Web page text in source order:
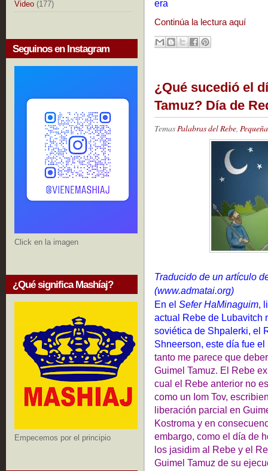
Video (177)
Seguinos en Instagram
Click en la imagen
¿Qué significa Mashíaj?
Empecemos por el principio
era
Continúa la lectura aquí
¿Qué sucedió el
Tamuz? Día de
Temas Palabras del Rebe
Traducido de un artículo
(www.admatai.org)
En el Sefer HaMinaguim ,
actual Rebe de Lubavitch
soviética de Shpalerki, el
Shneerson, este día fue
tanto me parece que
Guimel Tamuz. El Rebe
cual el Rebe anterior no
como un Iom Tov,
liberación parcial en
Kostroma y en
embargo, como el día de
los jasidim al Rebe y el
Guimel Tamuz de su